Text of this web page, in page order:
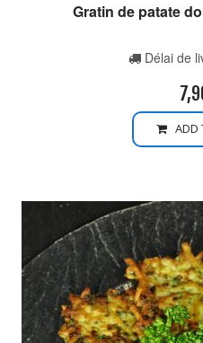
Gratin de patate
Délai de
ADD